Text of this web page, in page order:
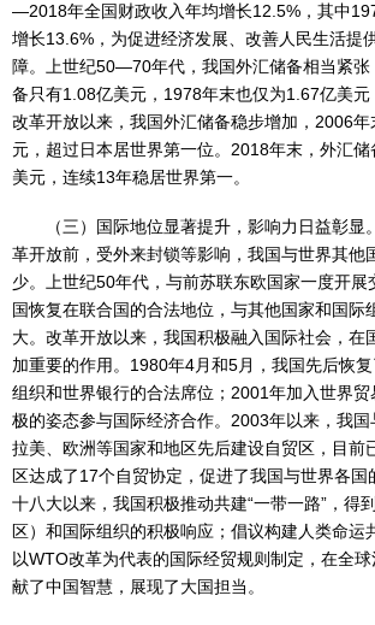
—2018年全国财政收入年均增长12.5%，其中
增长13.6%，为促进经济发展、改善人民生活提
障。上世纪50—70年代，我国外汇储备相当紧
备只有1.08亿美元，1978年末也仅为1.67亿美元
改革开放以来，我国外汇储备稳步增加，2006年
元，超过日本居世界第一位。2018年末，外汇
美元，连续13年稳居世界第一。
（三）国际地位显著提升，影响力日益彰显
革开放前，受外来封锁等影响，我国与世界其他
少。上世纪50年代，与前苏联东欧国家一度开展
国恢复在联合国的合法地位，与其他国家和国际
大。改革开放以来，我国积极融入国际社会，在
加重要的作用。1980年4月和5月，我国先后恢
组织和世界银行的合法席位；2001年加入世界
极的姿态参与国际经济合作。2003年以来，我国
拉美、欧洲等国家和地区先后建设自贸区，目前
区达成了17个自贸协定，促进了我国与世界各国
十八大以来，我国积极推动共建“一带一路”，得
区）和国际组织的积极响应；倡议构建人类命运
以WTO改革为代表的国际经贸规则制定，在全
献了中国智慧，展现了大国担当。